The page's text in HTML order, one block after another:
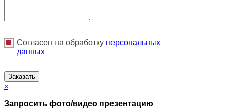
Согласен на обработку персональныx
данных
Заказать
×
Запросить фото/видео презентацию